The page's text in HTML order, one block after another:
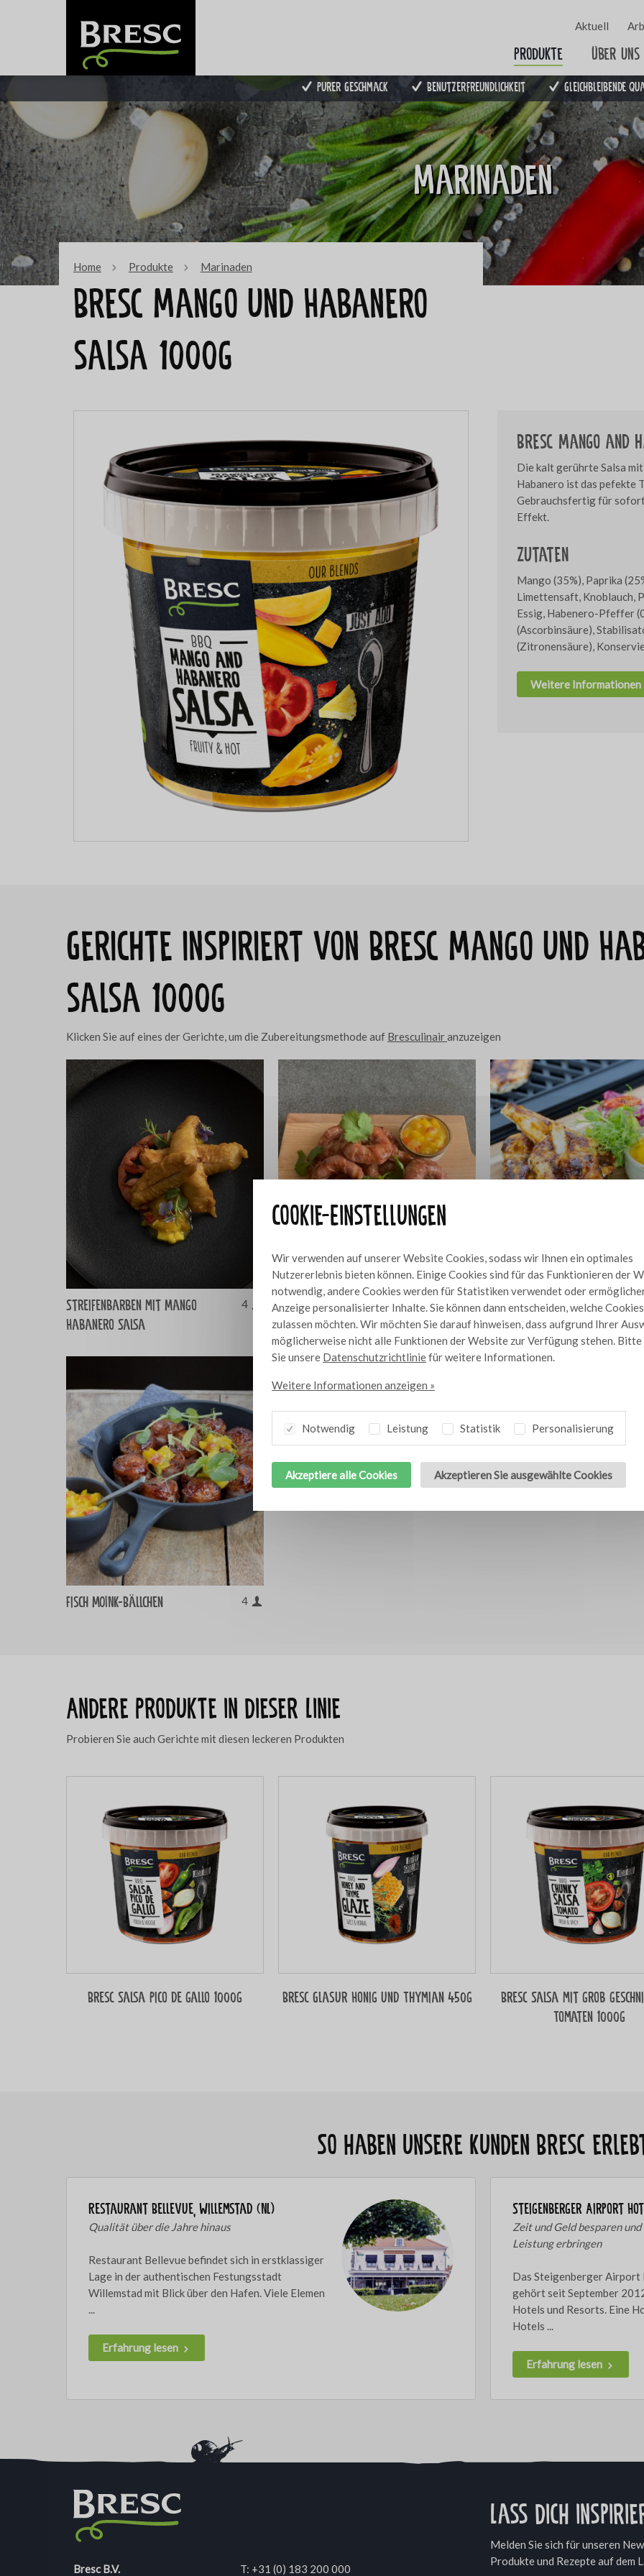
Cookie-Einstellungen
Wir verwenden auf unserer Website Cookies, sodass wir Ihnen ein optimales
Nutzererlebnis bieten können. Einige Cookies sind für das Funktionieren der
notwendig, andere Cookies werden für Statistiken verwendet oder
Anzeige personalisierter Inhalte. Sie können dann entscheiden, welche
zulassen möchten. Wir möchten Sie darauf hinweisen, dass aufgrund Ihrer
möglicherweise nicht alle Funktionen der Website zur Verfügung stehen. Bitte
Sie unsere Datenschutzrichtliniefür weitere Informationen.
Weitere Informationen anzeigen »
Notwendig Leistung Statistik Personalisierung
Akzeptiere alle Cookies Akzeptieren Sie ausgewählte Cookies
Aktuell
Produkte Über uns
Purer Geschmack Benutzerfreundlichkeit Gleichbleibende
Marinaden
Home Produkte Marinaden
Bresc Mango und Habanero
salsa 1000g
Bresc Mango and
Die kalt gerührte Salsa
Habanero ist das pefekte
Gebrauchsfertig für
Effekt.
Zutaten
Mango (35%), Paprika
Limettensaft, Knoblauch,
Essig, Habenero-Pfeffer
(Ascorbinsäure),
(Zitronensäure),
Weitere Informationen
Gerichte inspiriert von Bresc Mango und
salsa 1000g
Klicken Sie auf eines der Gerichte, um die Zubereitungsmethode auf Bresculinairanzuzeigen
Streifenbarben mit Mango
Habanero Salsa
4
Mit Bacon umwickelte
Zwiebelringe
10 Fisch-Spare Ribs
Fisch MOINK-Bällchen 4
Andere Produkte in dieser Linie
Probieren Sie auch Gerichte mit diesen leckeren Produkten
Bresc Salsa Pico de gallo 1000g Bresc Glasur Honig und Thymian 450g
Bresc Salsa mit grob
Tomaten 1000g
So haben unsere Kunden Bresc
Restaurant Bellevue, Willemstad (NL)
Qualität über die Jahre hinaus
Restaurant Bellevue befindet sich in erstklassiger
Lage in der authentischen Festungsstadt
Willemstad mit Blick über den Hafen. Viele Elemen
...
Erfahrung lesen
Steigenberger Airport
Zeit und Geld besparen
Leistung erbringen
Das Steigenberger Airport
gehört seit September
Hotels und Resorts. Eine
Hotels ...
Erfahrung lesen
Bresc B.V. T: +31 (0) 183 200 000
Lass dich
Melden Sie sich für unseren
Produkte und Rezepte auf dem